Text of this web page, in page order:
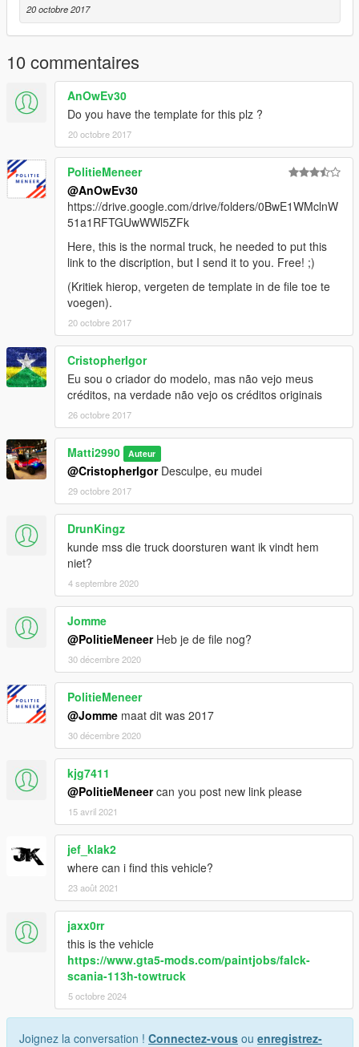
20 octobre 2017
10 commentaires
AnOwEv30
Do you have the template for this plz ?
20 octobre 2017
PolitieMeneer
@AnOwEv30
https://drive.google.com/drive/folders/0BwE1WMclnW
51a1RFTGUwWWl5ZFk
Here, this is the normal truck, he needed to put this
link to the discription, but I send it to you. Free! ;)
(Kritiek hierop, vergeten de template in de file toe te
voegen).
20 octobre 2017
CristopherIgor
Eu sou o criador do modelo, mas não vejo meus
créditos, na verdade não vejo os créditos originais
26 octobre 2017
Matti2990 Auteur
@CristopherIgorDesculpe, eu mudei
29 octobre 2017
DrunKingz
kunde mss die truck doorsturen want ik vindt hem
niet?
4 septembre 2020
Jomme
@PolitieMeneerHeb je de file nog?
30 décembre 2020
PolitieMeneer
@Jomme maat dit was 2017
30 décembre 2020
kjg7411
@PolitieMeneercan you post new link please
15 avril 2021
jef_klak2
where can i find this vehicle?
23 août 2021
jaxx0rr
this is the vehicle
https://www.gta5-mods.com/paintjobs/falck-
scania-113h-towtruck
5 octobre 2024
Joignez la conversation ! Connectez-vous ou enregistrez-